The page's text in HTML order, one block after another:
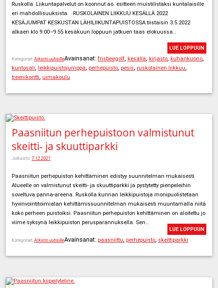
Ruskolla. Liikuntapalvelut on koonnut ao. esitteen muistilistaksi kuntalaisille
eri mahdollisuuksista. RUSKOLAINEN LIIKKUU KESÄLLÄ 2022
KESÄJUMPAT KESKUSTAN LÄHILIIKUNTAPUISTOSSA tiistaisin 3.5.2022
alkaen klo 9.00–9.55 kesäkuun loppuun jatkuen taas elokuussa…
LUE LOPPUUN
Kategoriat:Arkisto uutisilleAvainsanat: frisbeegolf kesällä kirjasto kuhankuono
kuntosali leikkipuistojumppa perhepuisto pesis ruskolainen liikkuu
treenikontti uimakoulu
Paasniitun perhepuistoon valmistunut
skeitti- ja skuuttiparkki
Julkaistu: 7.12.2021
Paasniitun perhepuiston kehittäminen edistyy suunnitelman mukaisesti.
Alueelle on valmistunut skeitti- ja skuuttiparkki ja pystytetty pienpeleihin
soveltuva panna-areena. Ruskolla kunnan leikkipuistoja monipuolistetaan
hyvinvointitoimialan kehittämissuunnitelman mukaisesti muuntamalla niitä
koko perheen puistoiksi. Paasniitun perhepuiston kehittäminen on aloitettu jo
viime syksynä leikkipuiston perusparannuksella. Sen…
LUE LOPPUUN
Kategoriat:Arkisto uutisilleAvainsanat: paasniittu, perhepuisto, skeittiparkki